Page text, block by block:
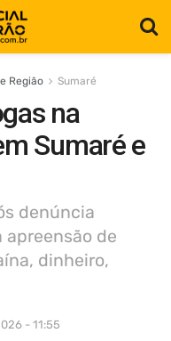
Região Sumaré
na
Sumaré e
denúncia
apreensão de
dinheiro,
- 11:55